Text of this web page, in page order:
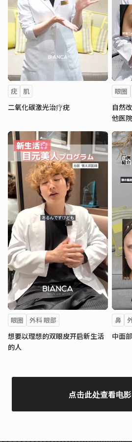
疣 肌
二氧化碳激光治疗疣
眼圈
自然
他医
眼圈 外科 眼部
想要以理想的双眼皮开启新生活
的人
鼻
中面
点击此处查看电影